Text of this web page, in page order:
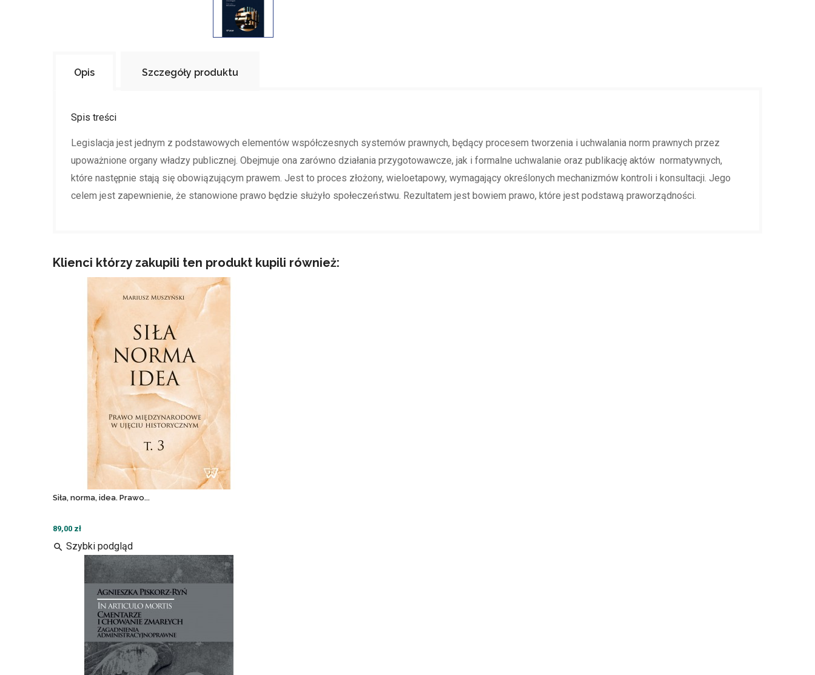
Opis Szczegóły produktu
Spis treści
Legislacja jest jednym z podstawowych elementów współczesnych systemów prawnych, będący procesem tworzenia i uchwalania norm prawnych przez
upoważnione organy władzy publicznej. Obejmuje ona zarówno działania przygotowawcze, jak i formalne uchwalanie oraz publikację aktów normatywnych,
które następnie stają się obowiązującym prawem. Jest to proces złożony, wieloetapowy, wymagający określonych mechanizmów kontroli i konsultacji. Jego
celem jest zapewnienie, że stanowione prawo będzie służyło społeczeństwu. Rezultatem jest bowiem prawo, które jest podstawą praworządności.
Klienci którzy zakupili ten produkt kupili również:
Siła, norma, idea. Prawo...
89,00 zł
search Szybki podgląd